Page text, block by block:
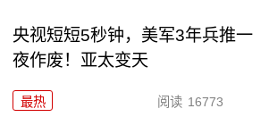
央视短短5秒钟，美军3年兵推一
夜作废！亚太变天
最热 阅读 16773